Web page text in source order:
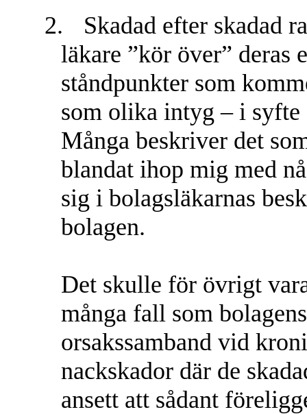
2.
Skadad efter skadad
läkare ”kör över” deras
ståndpunkter som
som olika intyg – i syfte
Många beskriver det
blandat ihop mig med
sig i bolagsläkarnas
bolagen.
Det skulle för övrigt
många fall som
orsakssamband vid
nackskador där de
ansett att sådant